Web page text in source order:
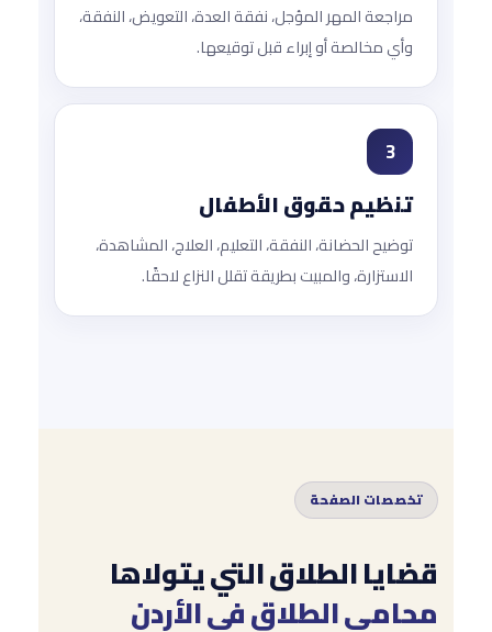
مراجعة المهر المؤجل، نفقة العدة، التعويض، النفقة،
وأي مخالصة أو إبراء قبل توقيعها.
3
تنظيم حقوق الأطفال
توضيح الحضانة، النفقة، التعليم، العلاج، المشاهدة،
الاستزارة، والمبيت بطريقة تقلل النزاع لاحقًا.
تخصصات الصفحة
قضايا الطلاق التي يتولاها
محامي الطلاق في الأردن